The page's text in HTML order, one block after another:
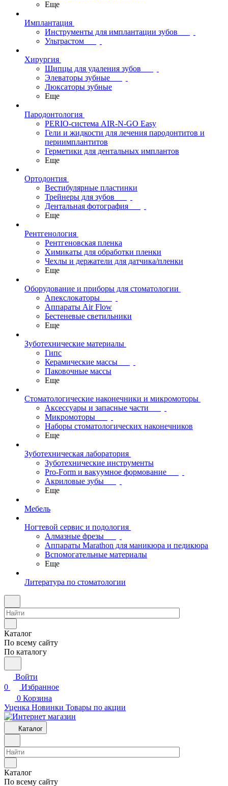
Еще
Имплантация
Инструменты для имплантации зубов
Ультрастом
Хирургия
Щипцы для удаления зубов
Элеваторы зубные
Люксаторы зубные
Еще
Пародонтология
PERIO-система AIR-N-GO Easy
Гели и жидкости для лечения пародонтитов и
периимплантитов
Герметики для дентальных имплантов
Еще
Ортодонтия
Вестибулярные пластинки
Трейнеры для зубов
Дентальная фотография
Еще
Рентгенология
Рентгеновская пленка
Химикаты для обработки пленки
Чехлы и держатели для датчика/пленки
Еще
Оборудование и приборы для стоматологии
Апекслокаторы
Аппараты Air Flow
Бестеневые светильники
Еще
Зуботехнические материалы
Гипс
Керамические массы
Паковочные массы
Еще
Стоматологические наконечники и микромоторы
Аксессуары и запасные части
Микромоторы
Наборы стоматологических наконечников
Еще
Зуботехническая лаборатория
Зуботехнические инструменты
Pro-Form и вакуумное формование
Акриловые зубы
Еще
Мебель
Ногтевой сервис и подология
Алмазные фрезы
Аппараты Marathon для маникюра и педикюра
Вспомогательные материалы
Еще
Литература по стоматологии
Каталог
По всему сайту
По каталогу
Войти
0
Избранное
0 Корзина
Уценка Новинки Товары по акции
Каталог
Каталог
По всему сайту